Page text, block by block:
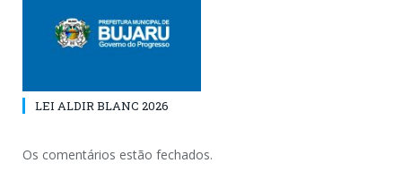
LEI ALDIR BLANC 2026
Os comentários estão fechados.